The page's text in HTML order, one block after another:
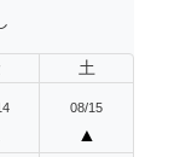
土
08/15
▲